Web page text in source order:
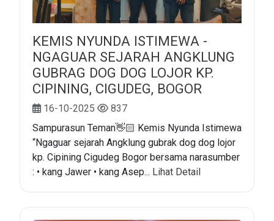
KEMIS NYUNDA ISTIMEWA -
NGAGUAR SEJARAH ANGKLUNG
GUBRAG DOG DOG LOJOR KP.
CIPINING, CIGUDEG, BOGOR
16-10-2025
837
Sampurasun Teman👋🏻 Kemis Nyunda Istimewa
“Ngaguar sejarah Angklung gubrak dog dog lojor
kp. Cipining Cigudeg Bogor bersama narasumber
: • kang Jawer • kang Asep... Lihat Detail